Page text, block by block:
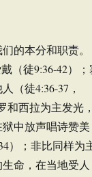
的本分和职责。
（徒9:36-42）；
（徒4:36-37，
和西拉为主发光
中放声唱诗赞美
）；非比同样为
命，在当地受人